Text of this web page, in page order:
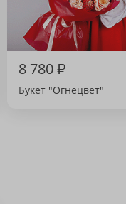
8 780₽
Букет "Огнецвет"